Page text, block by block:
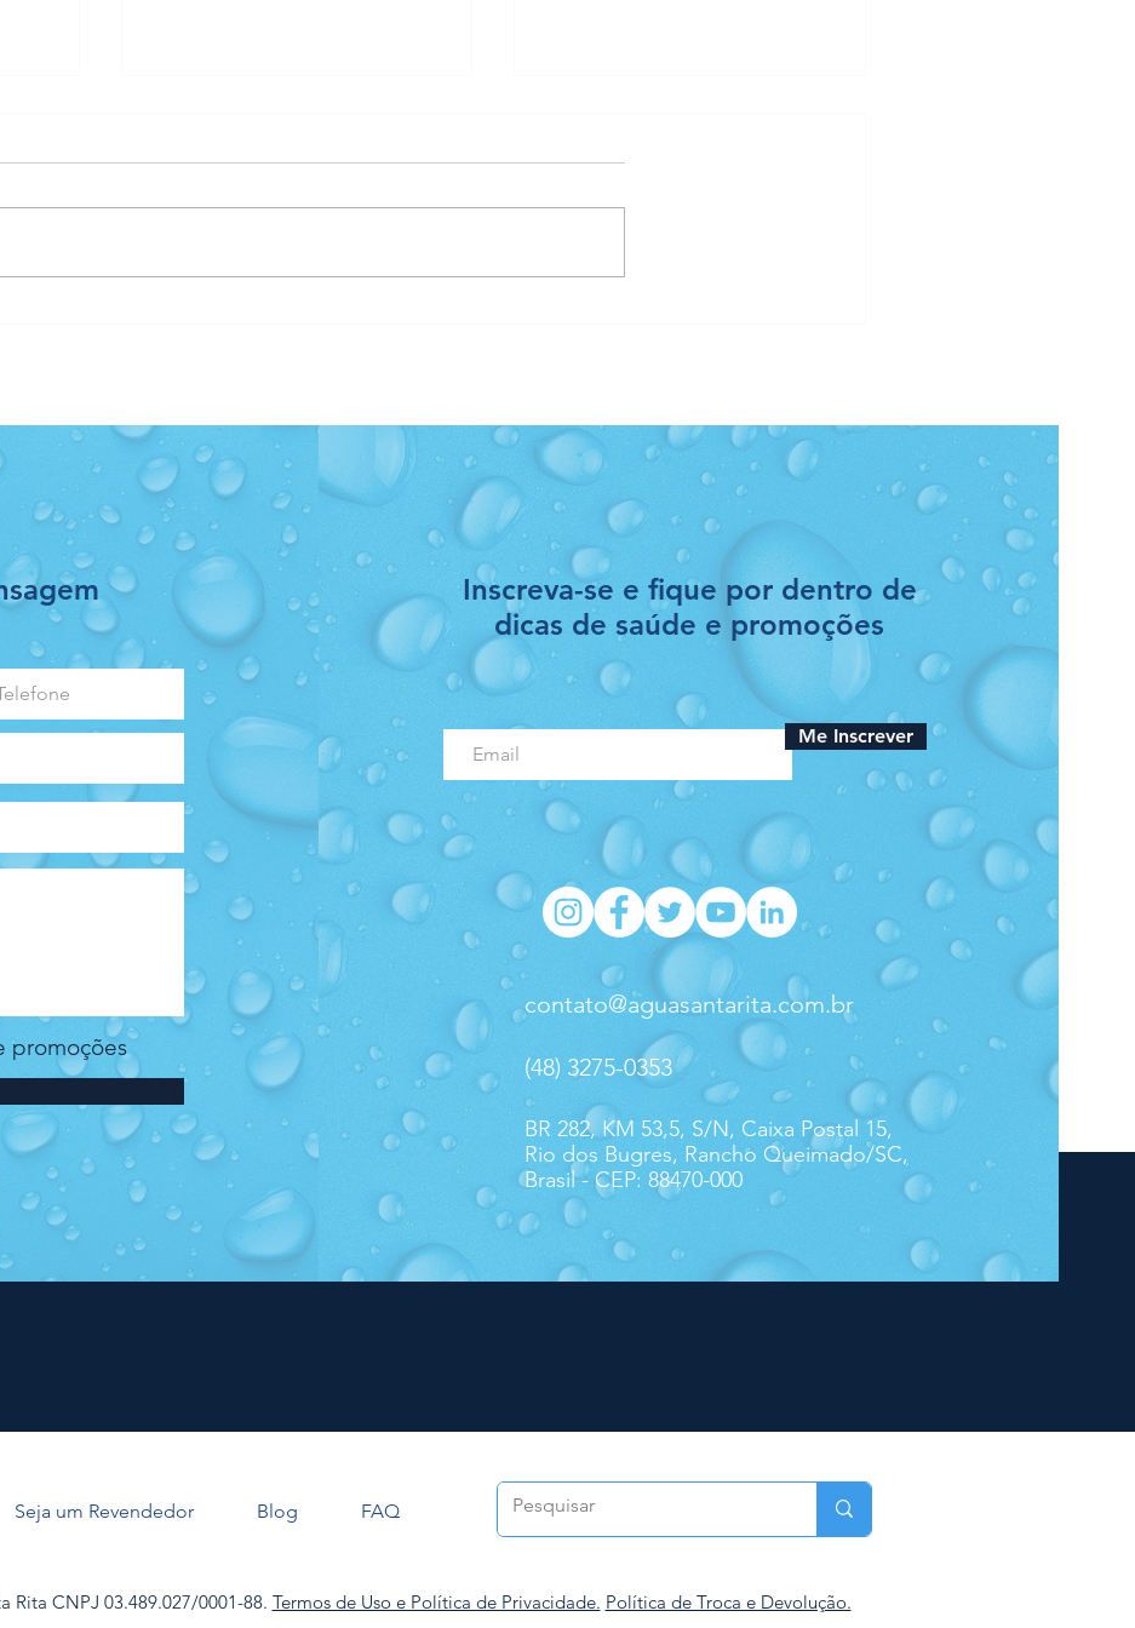
promoções
Inscreva-se e fique por dentro de
dicas de saúde e promoções
Me Inscrever
contato@aguasantarita.com.br
(48) 3275-0353
BR 282, KM 53,5, S/N, Caixa Postal 15,
Rio dos Bugres, Rancho Queimado/SC,
Brasil - CEP: 88470-000
Seja um Revendedor Blog FAQ
Rita CNPJ 03.489.027/0001-88. Termos de Uso e Política de Privacidade. Política de Troca e Devolução.